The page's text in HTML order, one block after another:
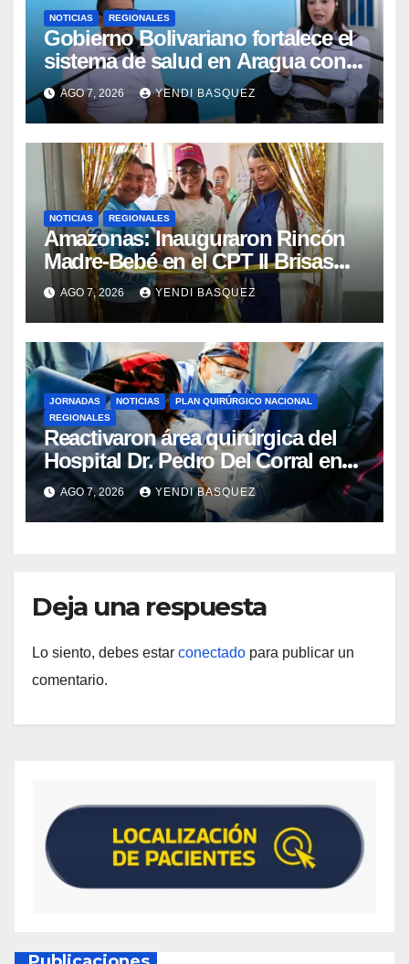
NOTICIAS REGIONALES
Gobierno Bolivariano fortalece el
sistema de salud en Aragua con
la reinauguración del CDI La Mora
AGO 7, 2026 YENDI BASQUEZ
NOTICIAS REGIONALES
​Amazonas: Inauguraron Rincón
Madre-Bebé en el CPT II Brisas
del Aeropuerto ​Inauguraron
Rincón
AGO 7, 2026 YENDI BASQUEZ
JORNADAS NOTICIAS
PLAN QUIRÚRGICO NACIONAL
REGIONALES
Reactivaron área quirúrgica del
Hospital Dr. Pedro Del Corral en
Guárico
AGO 7, 2026 YENDI BASQUEZ
Deja una respuesta
Lo siento, debes estar conectado para publicar un
comentario.